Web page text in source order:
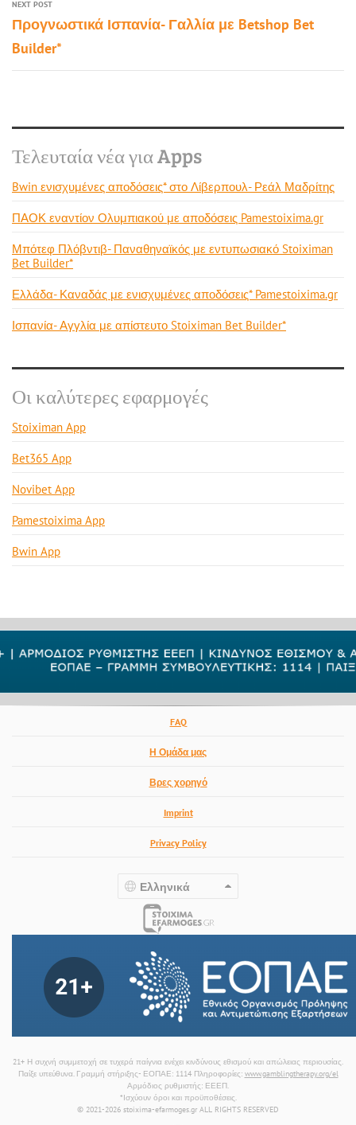
NEXT POST
Προγνωστικά Ισπανία- Γαλλία με Betshop Bet
Builder*
Τελευταία νέα για Apps
Bwin ενισχυμένες αποδόσεις* στο Λίβερπουλ- Ρεάλ Μαδρίτης
ΠΑΟΚ εναντίον Ολυμπιακού με αποδόσεις Pamestoixima.gr
Μπότεφ Πλόβντιβ- Παναθηναϊκός με εντυπωσιακό Stoiximan
Bet Builder*
Ελλάδα- Καναδάς με ενισχυμένες αποδόσεις* Pamestoixima.gr
Ισπανία- Αγγλία με απίστευτο Stoiximan Bet Builder*
Οι καλύτερες εφαρμογές
Stoiximan App
Bet365 App
Novibet App
Pamestoixima App
Bwin App
FAQ
Η Ομάδα μας
Βρες χορηγό
Imprint
Privacy Policy
Ελληνικά
21+ Η συχνή συμμετοχή σε τυχερά παίγνια ενέχει κινδύνους εθισμού και απώλειας περιουσίας.
Παίξε υπεύθυνα. Γραμμή στήριξης- ΕΟΠΑΕ: 1114 Πληροφορίες: www.gamblingtherapy.org/el
Αρμόδιος ρυθμιστής: ΕΕΕΠ.
*Ισχύουν όροι και προϋποθέσεις.
© 2021-2026 stoixima-efarmoges.gr ALL RIGHTS RESERVED